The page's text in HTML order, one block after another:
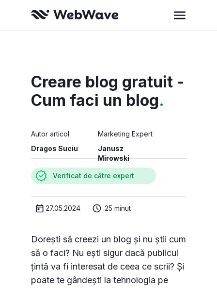
Creare blog gratuit -
Cum faci un blog.
Autor articol
Dragos Suciu
Marketing Expert
Janusz
Mirowski
Verificat de către expert
27.05.2024 25 minut
Dorești să creezi un blog și nu știi cum
să o faci? Nu ești sigur dacă publicul
țintă va fi interesat de ceea ce scrii? Și
poate te gândești la tehnologia pe